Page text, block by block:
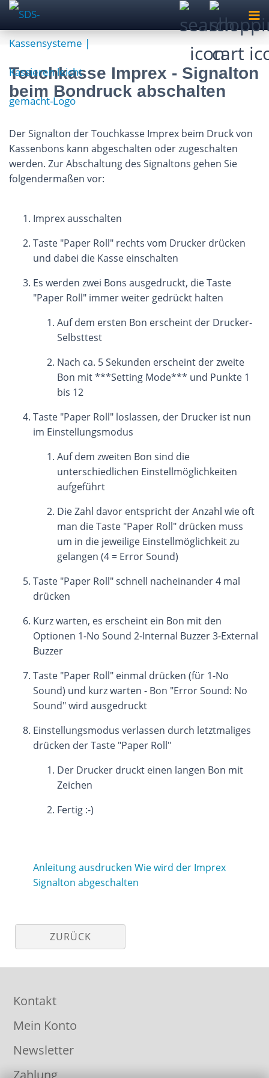
Touchkasse Imprex - Signalton
beim Bondruck abschalten
Der Signalton der Touchkasse Imprex beim Druck von
Kassenbons kann abgeschalten oder zugeschalten
werden. Zur Abschaltung des Signaltons gehen Sie
folgendermaßen vor:
Imprex ausschalten
Taste "Paper Roll" rechts vom Drucker drücken
und dabei die Kasse einschalten
Es werden zwei Bons ausgedruckt, die Taste
"Paper Roll" immer weiter gedrückt halten
Auf dem ersten Bon erscheint der Drucker-
Selbsttest
Nach ca. 5 Sekunden erscheint der zweite
Bon mit ***Setting Mode*** und Punkte 1
bis 12
Taste "Paper Roll" loslassen, der Drucker ist nun
im Einstellungsmodus
Auf dem zweiten Bon sind die
unterschiedlichen Einstellmöglichkeiten
aufgeführt
Die Zahl davor entspricht der Anzahl wie oft
man die Taste "Paper Roll" drücken muss
um in die jeweilige Einstellmöglichkeit zu
gelangen (4 = Error Sound)
Taste "Paper Roll" schnell nacheinander 4 mal
drücken
Kurz warten, es erscheint ein Bon mit den
Optionen 1-No Sound 2-Internal Buzzer 3-External
Buzzer
Taste "Paper Roll" einmal drücken (für 1-No
Sound) und kurz warten - Bon "Error Sound: No
Sound" wird ausgedruckt
Einstellungsmodus verlassen durch letztmaliges
drücken der Taste "Paper Roll"
Der Drucker druckt einen langen Bon mit
Zeichen
Fertig :-)
Anleitung ausdrucken Wie wird der Imprex
Signalton abgeschalten
ZURÜCK
Kontakt
Mein Konto
Newsletter
Zahlung